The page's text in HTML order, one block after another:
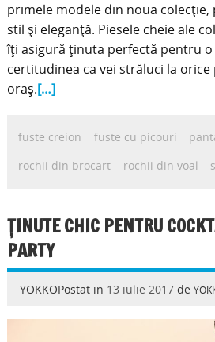
primele modele din noua
stil și eleganță. Piesele cheie ale
îți asigură ținuta perfectă pentru o
certitudinea ca vei străluci la
oraș.[…]
fuste creion fuste cu picouri
rochii din brocart
rochii din voal
ȚINUTE CHIC PENTRU
PARTY
YOKKOPostat in 13 iulie 2017de